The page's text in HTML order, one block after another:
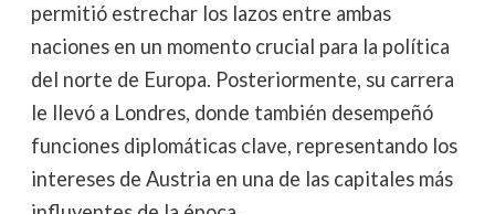
permitió estrechar los lazos entre ambas
naciones en un momento crucial para la política
del norte de Europa. Posteriormente, su carrera
le llevó a Londres, donde también desempeñó
funciones diplomáticas clave, representando los
intereses de Austria en una de las capitales más